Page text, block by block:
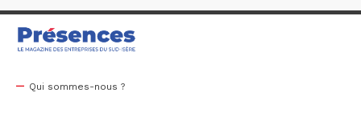
Qui sommes-nous ?